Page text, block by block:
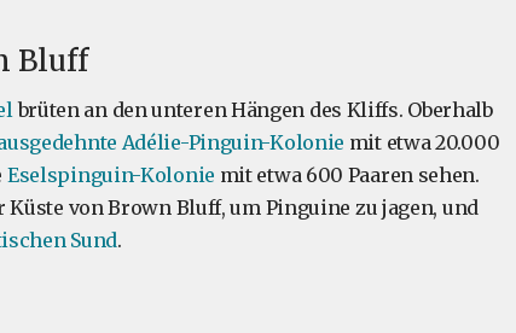
Bluff
brüten an den unteren Hängen des Kliffs. Oberhalb
Adélie-Pinguin-Kolonie mit etwa 20.000
Eselspinguin-Kolonie mit etwa 600 Paaren sehen.
von Brown Bluff, um Pinguine zu jagen, und
Sund.